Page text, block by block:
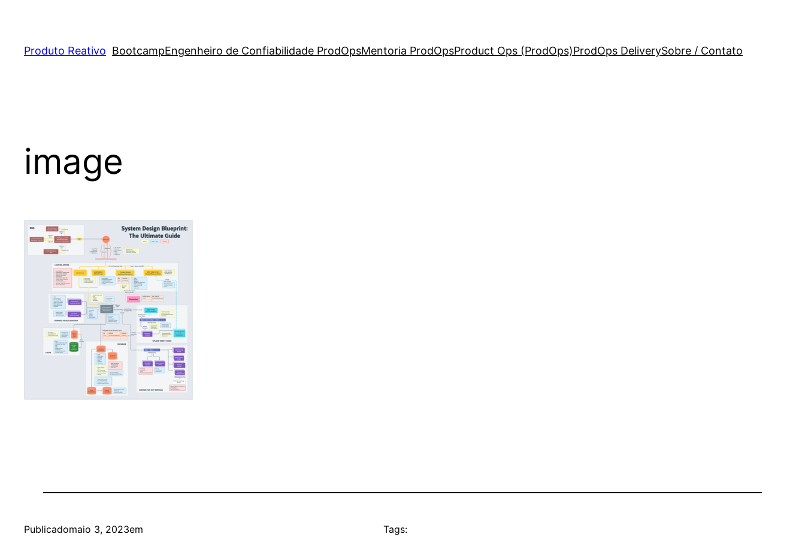
Produto Reativo BootcampEngenheiro de Confiabilidade ProdOpsMentoria ProdOpsProduct Ops (ProdOps)ProdOps DeliverySobre / Contato
image
Publicadomaio 3, 2023em Tags: